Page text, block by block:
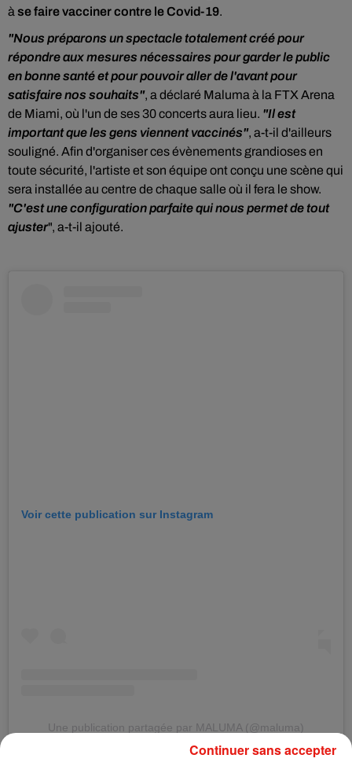
à se faire vacciner contre le Covid-19.
"Nous préparons un spectacle totalement créé pour
répondre aux mesures nécessaires pour garder le public
en bonne santé et pour pouvoir aller de l'avant pour
satisfaire nos souhaits", a déclaré Maluma à la FTX Arena
de Miami, où l'un de ses 30 concerts aura lieu. "Il est
important que les gens viennent vaccinés", a-t-il d'ailleurs
souligné. Afin d'organiser ces évènements grandioses en
toute sécurité, l'artiste et son équipe ont conçu une scène qui
sera installée au centre de chaque salle où il fera le show.
"C'est une configuration parfaite qui nous permet de tout
ajuster", a-t-il ajouté.
Voir cette publication sur Instagram
Une publication partagée par MALUMA (@maluma)
Continuer sans accepter